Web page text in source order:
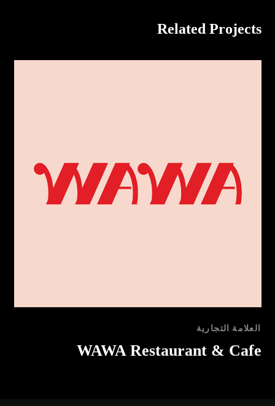
Related Projects
العلامة التجارية
WAWA Restaurant & Cafe